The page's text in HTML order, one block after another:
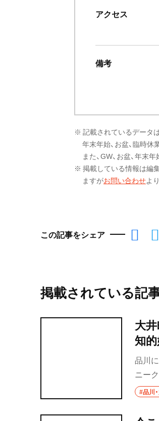
アクセス
備考
※ 記載されているデータ
年末年始、お盆、臨時休
また、GW、お盆、年末
※ 掲載している情報は編
ますがお問い合わせよ
この記事をシェア
掲載されている記
大
知
品川
ニー
意欲
#品川